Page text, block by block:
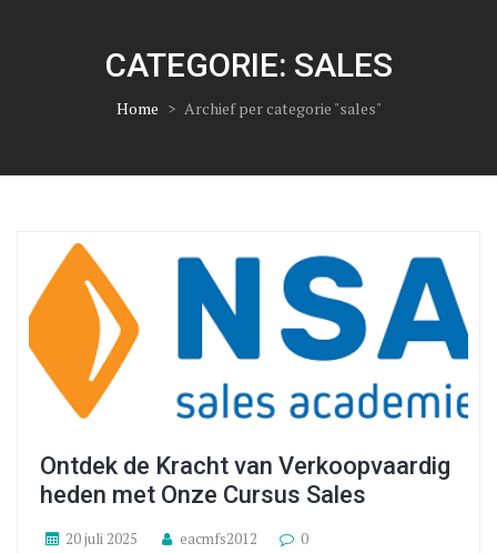
CATEGORIE: SALES
Home > Archief per categorie "sales"
Ontdek de Kracht van Verkoopvaardig
heden met Onze Cursus Sales
20 juli 2025 eacmfs2012 0